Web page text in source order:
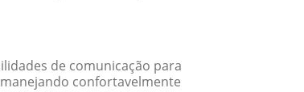
de comunicação para
confortavelmente